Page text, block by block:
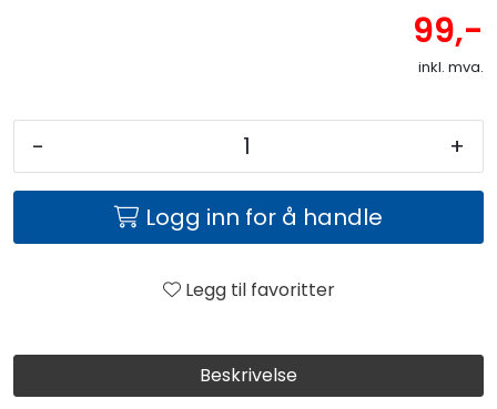
Beskrivelse
99,-
inkl. mva.
- +
Logg inn for å handle
Legg til favoritter